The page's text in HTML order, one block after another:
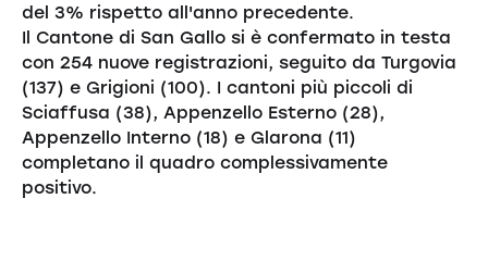
del 3% rispetto all'anno precedente.
Il Cantone di San Gallo si è confermato in testa
con 254 nuove registrazioni, seguito da Turgovia
(137) e Grigioni (100). I cantoni più piccoli di
Sciaffusa (38), Appenzello Esterno (28),
Appenzello Interno (18) e Glarona (11)
completano il quadro complessivamente
positivo.